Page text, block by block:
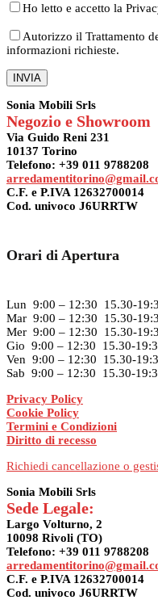
Ho letto e accetto la
Autorizzo il Trattamento
informazioni richieste.
Sonia Mobili Srls
Negozio e Showroom
Via Guido Reni 231
10137 Torino
Telefono: +39 011 9788208
C.F. e P.IVA 12632700014
Cod. univoco J6URRTW
Orari di Apertura
Lun 9:00 – 12:30 15.30-
Mar 9:00 – 12:30 15.30-
Mer 9:00 – 12:30 15.30-
Gio 9:00 – 12:30 15.30-
Ven 9:00 – 12:30 15.30-
Sab 9:00 – 12:30 15.30-
Privacy Policy
Cookie Policy
Termini e Condizioni
Diritto di recesso
Richiedi cancellazione o
Sonia Mobili Srls
Sede Legale:
Largo Volturno, 2
10098 Rivoli (TO)
Telefono: +39 011 9788208
C.F. e P.IVA 12632700014
Cod. univoco J6URRTW